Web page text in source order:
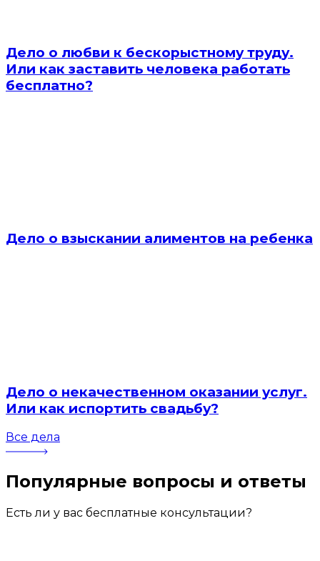
Дело о любви к бескорыстному труду.
Или как заставить человека работать
бесплатно?
Дело о взыскании алиментов на ребенка
Дело о некачественном оказании услуг.
Или как испортить свадьбу?
Все дела
Популярные вопросы и ответы
Есть ли у вас бесплатные консультации?